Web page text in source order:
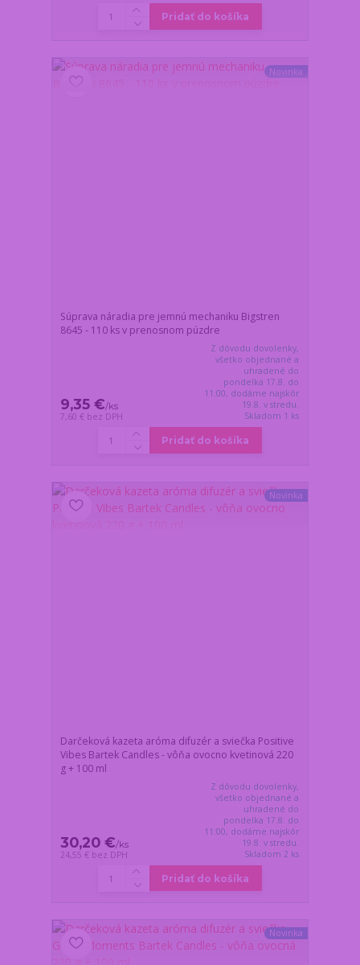
Pridať do košíka
Novinka
Súprava náradia pre jemnú mechaniku Bigstren
8645 - 110 ks v prenosnom púzdre
9,35 €/ks
7,60 € bez DPH
Z dôvodu dovolenky,
všetko objednané a
uhradené do
pondelka 17.8. do
11:00, dodáme najskôr
19.8. v stredu.
Skladom 1 ks
Pridať do košíka
Novinka
Darčeková kazeta aróma difuzér a sviečka Positive
Vibes Bartek Candles - vôňa ovocno kvetinová 220
g + 100 ml
30,20 €/ks
24,55 € bez DPH
Z dôvodu dovolenky,
všetko objednané a
uhradené do
pondelka 17.8. do
11:00, dodáme najskôr
19.8. v stredu.
Skladom 2 ks
Pridať do košíka
Novinka